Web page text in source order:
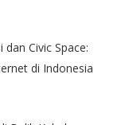
Civic Space:
di Indonesia